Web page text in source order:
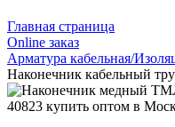
Главная страница
Оnline заказ
Арматура кабельная/
Наконечник кабельный